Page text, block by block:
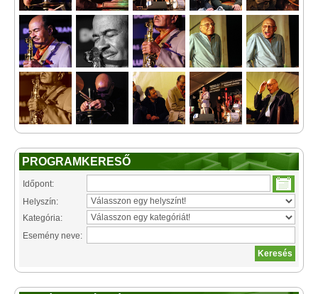
PROGRAMKERESŐ
Időpont:
Helyszín:
Kategória:
Esemény neve: